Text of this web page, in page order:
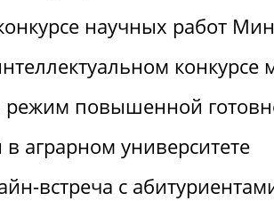
научных работ
конкурсе
повышенной
аграрном университете
встреча с